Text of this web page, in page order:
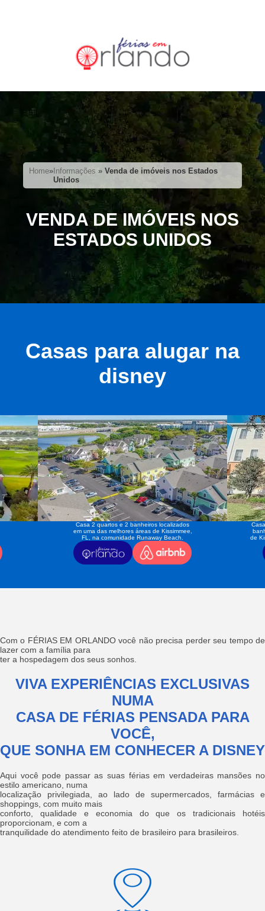
Home» Informações »Venda de imóveis nos Estados
Unidos
VENDA DE IMÓVEIS NOS
ESTADOS UNIDOS
Casas para alugar na
disney
Casa 2 quartos e 2 banheiros localizados
em uma das melhores áreas de Kissimmee,
FL, na comunidade Runaway Beach.
de
Com o FÉRIAS EM ORLANDO você não precisa perder seu tempo de
lazer com a família para
ter a hospedagem dos seus sonhos.
VIVA EXPERIÊNCIAS EXCLUSIVAS
NUMA
CASA DE FÉRIAS PENSADA PARA
VOCÊ,
QUE SONHA EM CONHECER A DISNEY
Aqui você pode passar as suas férias em verdadeiras mansões no
estilo americano, numa
localização privilegiada, ao lado de supermercados, farmácias e
shoppings, com muito mais
conforto, qualidade e economia do que os tradicionais hotéis
proporcionam, e com a
tranquilidade do atendimento feito de brasileiro para brasileiros.